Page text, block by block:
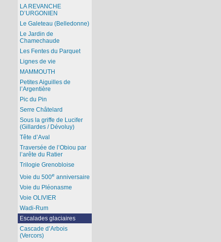
LA REVANCHE
D’URGONIEN
Le Galeteau (Belledonne)
Le Jardin de
Chamechaude
Les Fentes du Parquet
Lignes de vie
MAMMOUTH
Petites Aiguilles de
l’Argentière
Pic du Pin
Serre Châtelard
Sous la griffe de Lucifer
(Gillardes / Dévoluy)
Tête d’Aval
Traversée de l’Obiou par
l’arête du Ratier
Trilogie Grenobloise
Voie du 500e anniversaire
Voie du Pléonasme
Voie OLIVIER
Wadi-Rum
Escalades glaciaires
Cascade d’Arbois
(Vercors)